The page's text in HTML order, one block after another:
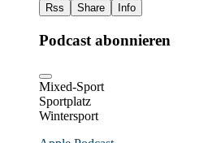
Rss Share Info
Podcast abonnieren
Mixed-Sport
Sportplatz
Wintersport